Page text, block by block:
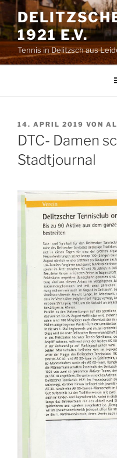
Zum
Inhalt
springen1921 E.V.
Tennis in Delitzsch aus
VERÖFFENTLICHT
AM
14. APRIL 2019 VON
DTC- Damen
Stadtjournal